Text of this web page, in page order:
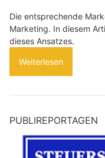
Die entsprechende
Marketing. In diesem
dieses Ansatzes.
Weiterlesen
PUBLIREPORTAGEN